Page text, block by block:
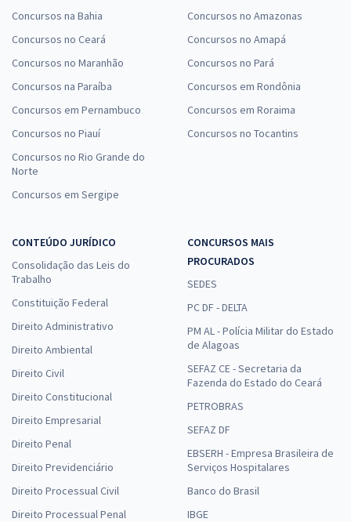
Concursos na Bahia
Concursos no Ceará
Concursos no Maranhão
Concursos na Paraíba
Concursos em Pernambuco
Concursos no Piauí
Concursos no Rio Grande do
Norte
Concursos em Sergipe
Concursos no Amazonas
Concursos no Amapá
Concursos no Pará
Concursos em Rondônia
Concursos em Roraima
Concursos no Tocantins
CONTEÚDO JURÍDICO
Consolidação das Leis do
Trabalho
Constituição Federal
Direito Administrativo
Direito Ambiental
Direito Civil
Direito Constitucional
Direito Empresarial
Direito Penal
Direito Previdenciário
Direito Processual Civil
Direito Processual Penal
CONCURSOS MAIS
PROCURADOS
SEDES
PC DF - DELTA
PM AL - Polícia Militar do Estado
de Alagoas
SEFAZ CE - Secretaria da
Fazenda do Estado do Ceará
PETROBRAS
SEFAZ DF
EBSERH - Empresa Brasileira de
Serviços Hospitalares
Banco do Brasil
IBGE